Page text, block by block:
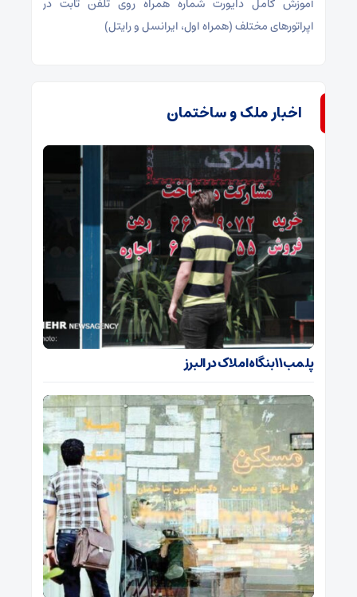
آموزش کامل دایورت شماره همراه روی تلفن ثابت در
اپراتورهای مختلف (همراه اول، ایرانسل و رایتل)
اخبار ملک و ساختمان
پلمب ۱۱ بنگاه املاک در البرز